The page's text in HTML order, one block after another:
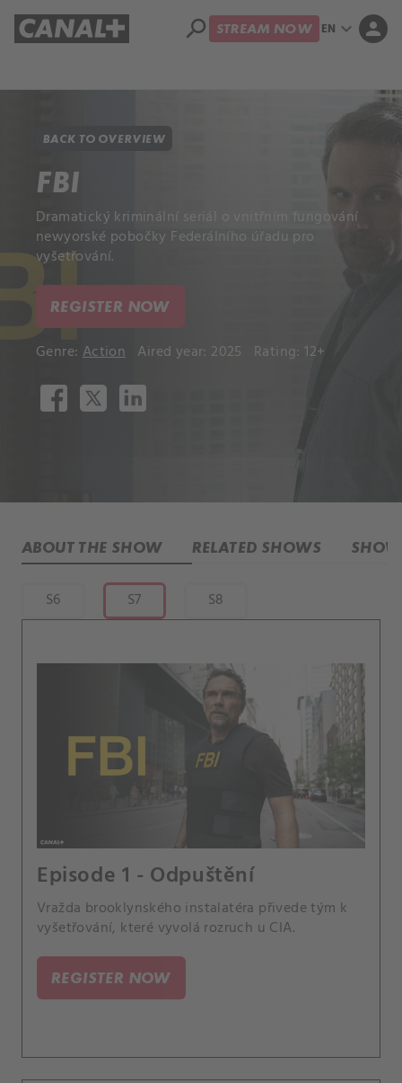
search STREAM NOW EN expand_more person
BACK TO OVERVIEW
FBI
Dramatický kriminální seriál o vnitřním fungování
newyorské pobočky Federálního úřadu pro
vyšetřování.
REGISTER NOW
Genre: Action Aired year: 2025 Rating: 12+
ABOUT THE SHOW RELATED SHOWS
S6 S7 S8
Episode 1 - Odpuštění
Vražda brooklynského instalatéra přivede tým k
vyšetřování, které vyvolá rozruch u CIA.
REGISTER NOW